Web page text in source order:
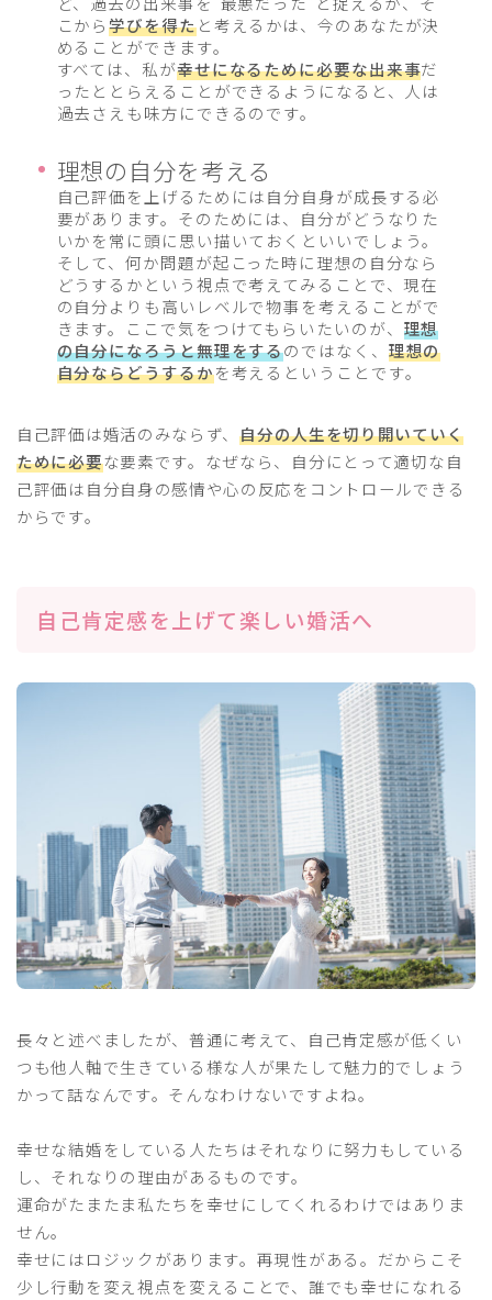
こから学びを得たと考えるかは、今のあなたが決
めることができます。
すべては、私が幸せになるために必要な出来事だ
ったととらえることができるようになると、人は
過去さえも味方にできるのです。
理想の自分を考える
自己評価を上げるためには自分自身が成長する必
要があります。そのためには、自分がどうなりた
いかを常に頭に思い描いておくといいでしょう。
そして、何か問題が起こった時に理想の自分なら
どうするかという視点で考えてみることで、現在
の自分よりも高いレベルで物事を考えることがで
きます。ここで気をつけてもらいたいのが、 理想
の自分になろうと無理をするのではなく、 理想の
自分ならどうするかを考えるということです。
自己評価は婚活のみならず、自分の人生を切り開いていく
ために必要な要素です。なぜなら、自分にとって適切な自
己評価は自分自身の感情や心の反応をコントロールできる
からです。
自己肯定感を上げて楽しい婚活へ
長々と述べましたが、普通に考えて、自己肯定感が低くい
つも他人軸で生きている様な人が果たして魅力的でしょう
かって話なんです。そんなわけないですよね。
幸せな結婚をしている人たちはそれなりに努力もしている
し、それなりの理由があるものです。
運命がたまたま私たちを幸せにしてくれるわけではありま
せん。
幸せにはロジックがあります。再現性がある。だからこそ
少し行動を変え視点を変えることで、誰でも幸せになれる